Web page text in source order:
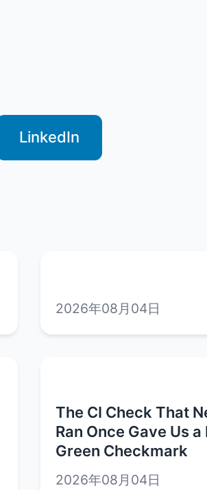
LinkedIn
2026年08月04日
The CI Check That
Ran Once Gave Us a
Green Checkmark
2026年08月04日